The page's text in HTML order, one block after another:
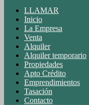
LLAMAR
Inicio
La Empresa
Venta
Alquiler
Alquiler temporario
Propiedades
Apto Crédito
Emprendimientos
Tasación
Contacto